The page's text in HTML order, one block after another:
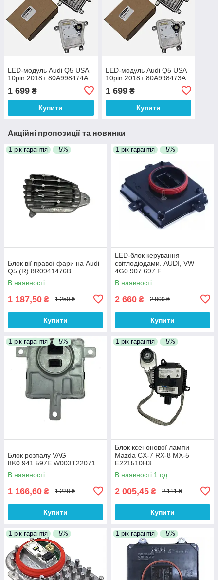
LED-модуль Audi Q5 USA
10pin 2018+ 80A998474A
1 699 ₴
Купити
LED-модуль Audi Q5 USA
10pin 2018+ 80A998473A
1 699₴
Купити
Акційні пропозиції та новинки
1 рік гарантія –5%
Блок вії правої фари на Audi
Q5 (R) 8R0941476B
В наявності
1 187,50 ₴ 1 250 ₴
Купити
1 рік гарантія –5%
LED-блок керування
світлодіодами. AUDI, VW
4G0.907.697.F
В наявності
2 660 ₴ 2 800 ₴
Купити
1 рік гарантія –5%
Блок розпалу VAG
8K0.941.597E W003T22071
В наявності
1 166,60 ₴ 1 228 ₴
Купити
1 рік гарантія –5%
Блок ксенонової лампи
Mazda CX-7 RX-8 MX-5
E221510H3
В наявності 1 од.
2 005,45 ₴ 2 111 ₴
Купити
1 рік гарантія –5% 1 рік гарантія –5%